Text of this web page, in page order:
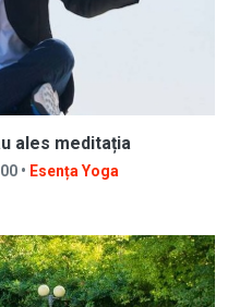
ales meditația
• Esența Yoga